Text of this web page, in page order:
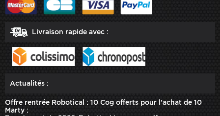
Livraison rapide avec :
Actualités :
Offre rentrée Robotical : 10 Cog offerts pour l'achat de 10
Marty :